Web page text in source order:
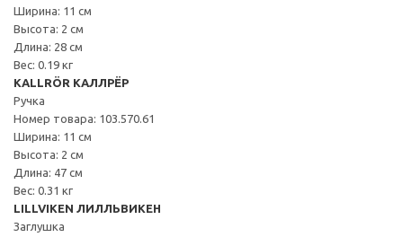
Ширина: 11 см
Высота: 2 см
Длина: 28 см
Вес: 0.19 кг
KALLRÖR КАЛЛРЁР
Ручка
Номер товара: 103.570.61
Ширина: 11 см
Высота: 2 см
Длина: 47 см
Вес: 0.31 кг
LILLVIKEN ЛИЛЛЬВИКЕН
Заглушка